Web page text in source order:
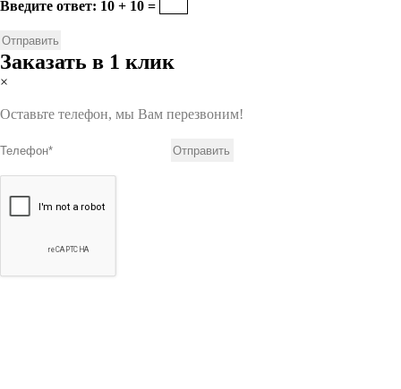
Введите ответ: 10 + 10 =
Заказать в 1 клик
×
Оставьте телефон, мы Вам перезвоним!